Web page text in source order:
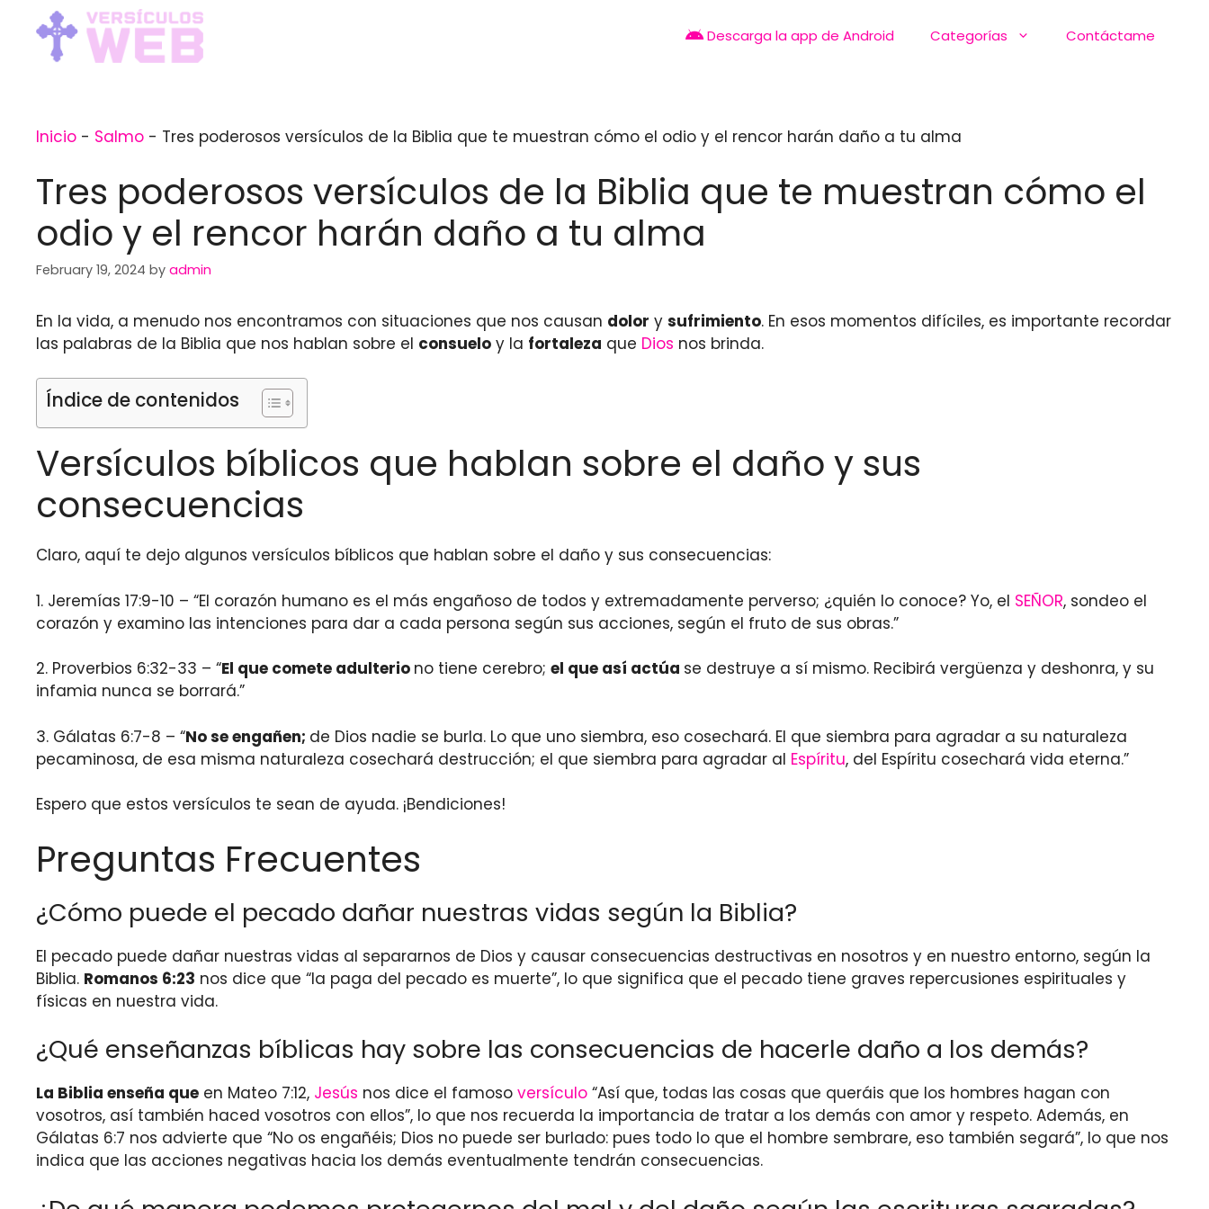
content
Descarga la app de Android Categorías Contáctame
Inicio - Salmo - Tres poderosos versículos de la Biblia que te muestran cómo el odio y el rencor harán daño a tu alma
Tres poderosos versículos de la Biblia que te muestran cómo el
odio y el rencor harán daño a tu alma
February 19, 2024 by admin
En la vida, a menudo nos encontramos con situaciones que nos causan dolor y sufrimiento. En esos momentos difíciles, es importante recordar
las palabras de la Biblia que nos hablan sobre el consuelo y la fortaleza que Dios nos brinda.
Índice de contenidos
Versículos bíblicos que hablan sobre el daño y sus
consecuencias
Claro, aquí te dejo algunos versículos bíblicos que hablan sobre el daño y sus consecuencias:
1. Jeremías 17:9-10 – “El corazón humano es el más engañoso de todos y extremadamente perverso; ¿quién lo conoce? Yo, el SEÑOR, sondeo el
corazón y examino las intenciones para dar a cada persona según sus acciones, según el fruto de sus obras.”
2. Proverbios 6:32-33 – “El que comete adulterio no tiene cerebro; el que así actúa se destruye a sí mismo. Recibirá vergüenza y deshonra, y su
infamia nunca se borrará.”
3. Gálatas 6:7-8 – “No se engañen; de Dios nadie se burla. Lo que uno siembra, eso cosechará. El que siembra para agradar a su naturaleza
pecaminosa, de esa misma naturaleza cosechará destrucción; el que siembra para agradar al Espíritu, del Espíritu cosechará vida eterna.”
Espero que estos versículos te sean de ayuda. ¡Bendiciones!
Preguntas Frecuentes
¿Cómo puede el pecado dañar nuestras vidas según la Biblia?
El pecado puede dañar nuestras vidas al separarnos de Dios y causar consecuencias destructivas en nosotros y en nuestro entorno, según la
Biblia. Romanos 6:23 nos dice que “la paga del pecado es muerte”, lo que significa que el pecado tiene graves repercusiones espirituales y
físicas en nuestra vida.
¿Qué enseñanzas bíblicas hay sobre las consecuencias de hacerle daño a los demás?
La Biblia enseña que en Mateo 7:12, Jesús nos dice el famoso versículo “Así que, todas las cosas que queráis que los hombres hagan con
vosotros, así también haced vosotros con ellos”, lo que nos recuerda la importancia de tratar a los demás con amor y respeto. Además, en
Gálatas 6:7 nos advierte que “No os engañéis; Dios no puede ser burlado: pues todo lo que el hombre sembrare, eso también segará”, lo que nos
indica que las acciones negativas hacia los demás eventualmente tendrán consecuencias.